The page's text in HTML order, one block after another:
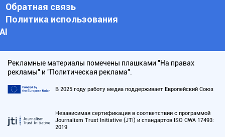
Обратная связь
Политика использования
АI
Рекламные материалы помечены плашками "На правах
рекламы" и "Политическая реклама".
В 2025 году работу медиа поддерживает Европейский Союз
Независимая сертификация в соответствии с программой
Journalism Trust Initiative (JTI) и стандартов ISO CWA 17493:
2019